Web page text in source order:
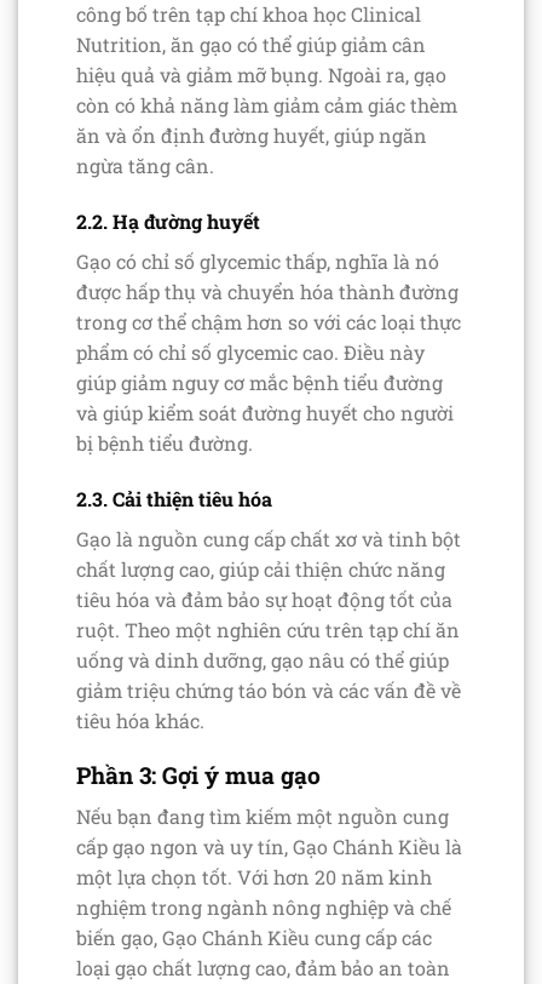
công bố trên tạp chí khoa học Clinical
Nutrition, ăn gạo có thể giúp giảm cân
hiệu quả và giảm mỡ bụng. Ngoài ra, gạo
còn có khả năng làm giảm cảm giác thèm
ăn và ổn định đường huyết, giúp ngăn
ngừa tăng cân.
2.2. Hạ đường huyết
Gạo có chỉ số glycemic thấp, nghĩa là nó
được hấp thụ và chuyển hóa thành đường
trong cơ thể chậm hơn so với các loại thực
phẩm có chỉ số glycemic cao. Điều này
giúp giảm nguy cơ mắc bệnh tiểu đường
và giúp kiểm soát đường huyết cho người
bị bệnh tiểu đường.
2.3. Cải thiện tiêu hóa
Gạo là nguồn cung cấp chất xơ và tinh bột
chất lượng cao, giúp cải thiện chức năng
tiêu hóa và đảm bảo sự hoạt động tốt của
ruột. Theo một nghiên cứu trên tạp chí ăn
uống và dinh dưỡng, gạo nâu có thể giúp
giảm triệu chứng táo bón và các vấn đề về
tiêu hóa khác.
Phần 3: Gợi ý mua gạo
Nếu bạn đang tìm kiếm một nguồn cung
cấp gạo ngon và uy tín, Gạo Chánh Kiều là
một lựa chọn tốt. Với hơn 20 năm kinh
nghiệm trong ngành nông nghiệp và chế
biến gạo, Gạo Chánh Kiều cung cấp các
loại gạo chất lượng cao, đảm bảo an toàn